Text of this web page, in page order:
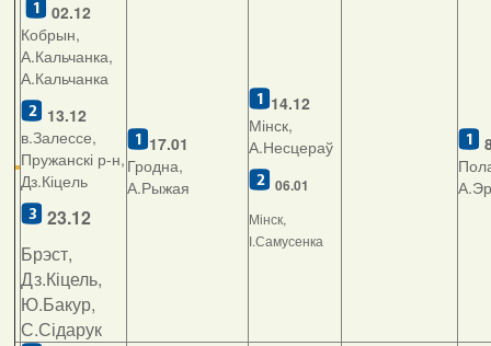
02.12
Кобрын,
А.Кальчанка,
А.Кальчанка
13.12
в.Залессе,
Пружанскі р-н,
Дз.Кіцель
23.12
Брэст,
Дз.Кіцель,
Ю.Бакур,
С.Сідарук
17.01
Гродна,
А.Рыжая
14.12
Мінск,
А.Несцераў
06.01
Мінск,
І.Самусенка